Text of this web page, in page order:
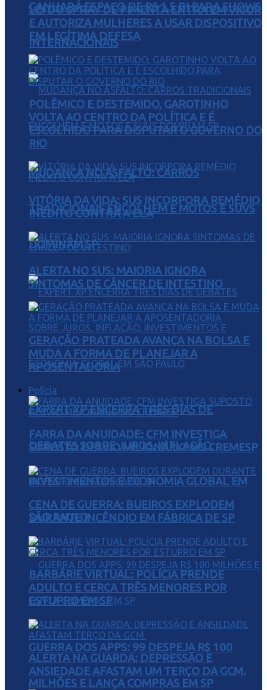
GANHARÁ ESPAÇO DE R$ 1,5 BI PARA SHOWS
INTERNACIONAIS
MUDANÇA NO ASFALTO: CARROS
TRADICIONAIS ENCOLHEM E MOTOS E SUVS
DOMINAM SP
EXPERT XP ENCERRA TRÊS DIAS DE
DEBATES SOBRE JUROS, INFLAÇÃO,
INVESTIMENTOS E ECONOMIA GLOBAL EM
SÃO PAULO
GUERRA DOS APPS: 99 DESPEJA R$ 100
MILHÕES E LANÇA COMPRAS EM SP
LEI DO SPRAY DE PIMENTA ENTRA EM VIGOR
E AUTORIZA MULHERES A USAR DISPOSITIVO
EM LEGÍTIMA DEFESA
POLÊMICO E DESTEMIDO, GAROTINHO
VOLTA AO CENTRO DA POLÍTICA E É
ESCOLHIDO PARA DISPUTAR O GOVERNO DO
RIO
VITÓRIA DA VIDA: SUS INCORPORA REMÉDIO
INÉDITO CONTRA A ELA
ALERTA NO SUS: MAIORIA IGNORA
SINTOMAS DE CÂNCER DE INTESTINO
GERAÇÃO PRATEADA AVANÇA NA BOLSA E
MUDA A FORMA DE PLANEJAR A
APOSENTADORIA
Polícia
FARRA DA ANUIDADE: CFM INVESTIGA
SUPOSTO DESVIO MILIONÁRIO NO CREMESP
CENA DE GUERRA: BUEIROS EXPLODEM
DURANTE INCÊNDIO EM FÁBRICA DE SP
BARBÁRIE VIRTUAL: POLÍCIA PRENDE
ADULTO E CERCA TRÊS MENORES POR
ESTUPRO EM SP
ALERTA NA GUARDA: DEPRESSÃO E
ANSIEDADE AFASTAM UM TERÇO DA GCM.